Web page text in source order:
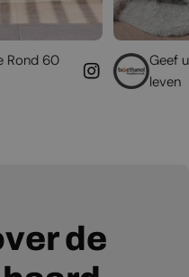
Geef uw bestaande
leven
de